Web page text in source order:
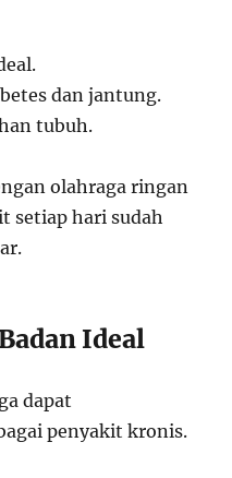
dan jantung.
tubuh.
olahraga ringan
setiap hari sudah
Ideal
dapat
penyakit kronis.